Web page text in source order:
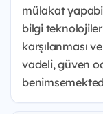
mülakat
bilgi
karşılanması
vadeli, güven